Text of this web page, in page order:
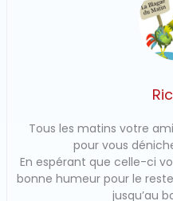
Tous les matins votre
pour vous
En espérant que celle-ci
bonne humeur pour le
jusqu’au